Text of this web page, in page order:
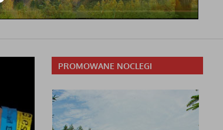
PROMOWANE NOCLEGI